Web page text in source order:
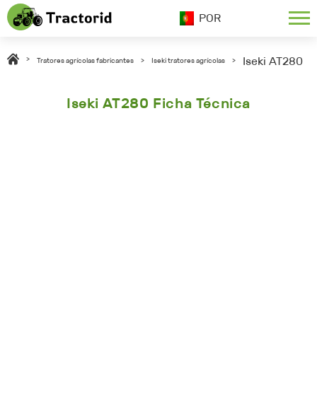
POR
> Tratores agrícolas fabricantes > Iseki tratores agrícolas > Iseki AT280
Iseki AT280 Ficha Técnica